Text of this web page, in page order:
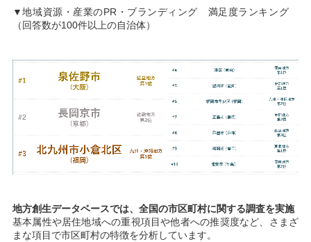
▼地域資源・産業のPR・ブランディング 満足度ランキング
（回答数が100件以上の自治体）
地方創生データベースでは、全国の市区町村に関する調査を実施
基本属性や居住地域への重視項目や他者への推奨度など、さまざ
まな項目で市区町村の特徴を分析しています。